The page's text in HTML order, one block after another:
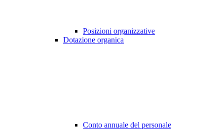
Posizioni organizzative
Dotazione organica
Conto annuale del personale